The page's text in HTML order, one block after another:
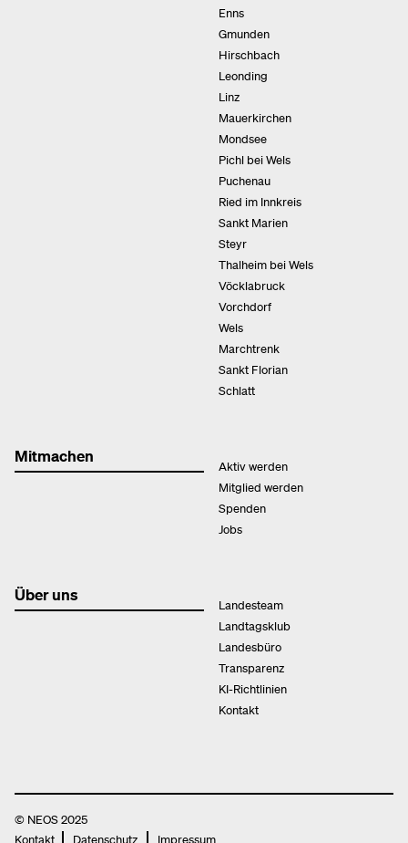
Enns
Gmunden
Hirschbach
Leonding
Linz
Mauerkirchen
Mondsee
Pichl bei Wels
Puchenau
Ried im Innkreis
Sankt Marien
Steyr
Thalheim bei Wels
Vöcklabruck
Vorchdorf
Wels
Marchtrenk
Sankt Florian
Schlatt
Mitmachen
Aktiv werden
Mitglied werden
Spenden
Jobs
Über uns
Landesteam
Landtagsklub
Landesbüro
Transparenz
KI-Richtlinien
Kontakt
© NEOS 2025
Kontakt
Datenschutz Impressum